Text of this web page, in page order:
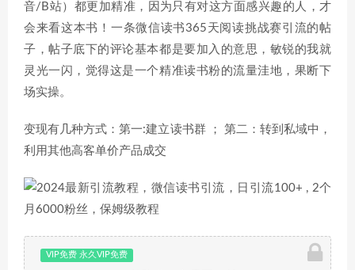
音/B站）都更加精准，因为只有对这方面感兴趣的人，才
会来看这本书！一条微信读书365天阅读挑战赛引流的帖
子，帖子底下的评论基本都是要加入的意思，敏锐的我就
灵光一闪，觉得这是一个精准读书粉的流量洼地，果断下
场实操。
变现有几种方式：第一:建立读书群 ； 第二：转到私域中，
利用其他高客单价产品成交
VIP免费 永久VIP免费